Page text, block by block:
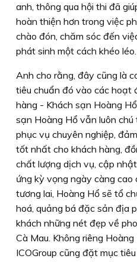
anh, thông qua hội thi đã
hoàn thiện hơn trong việc
chào đón, chăm sóc đến
phát sinh một cách khéo léo.
Anh cho rằng, đây cũng là
tiêu chuẩn đó vào các hoạt
hàng - Khách sạn Hoàng
sạn Hoàng Hổ vẫn luôn
phục vụ chuyên nghiệp,
tốt nhất cho khách hàng,
chất lượng dịch vụ, cập
ứng kỳ vọng ngày càng cao
tương lai, Hoàng Hổ sẽ tổ
hoá, quảng bá đặc sản địa
khách những nét đẹp về
Cà Mau. Không riêng
ICOGroup cũng đặt mục